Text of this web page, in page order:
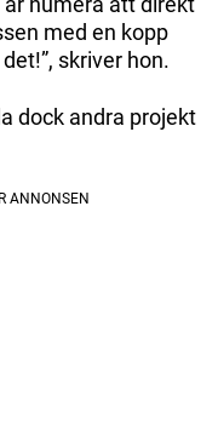
med en kopp
skriver hon.
dock andra projekt